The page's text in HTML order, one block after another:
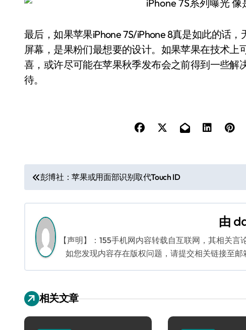
最后，如果苹果iPhone 7S/iPhone 8真是如此的话
屏幕，是果粉们最想要的设计。如果苹果在技术
喜，或许尽可能在苹果秋季发布会之前得到一些
待。
文
章
导
航
彭博社：苹果或用面部识别取代Touch ID
由
【声明】：155手机网内容转载自互联网，其相关
如您发现内容存在版权问题，请提交相关链接至
相关文章